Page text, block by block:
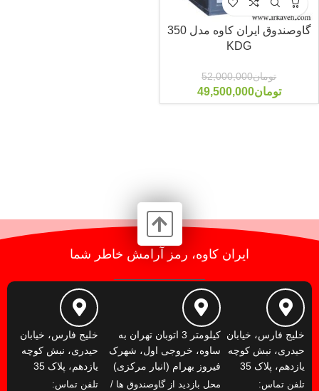
گاوصندوق ایران کاوه مدل 350
KDG
تومان52,000,000
تومان49,500,000
ایران کاوه، رمز آرامش خاطر شما
خلیج فارس، خیابان
حیدری، نبش کوچه
یازدهم، پلاک 35
تلفن تماس:
کیلومتر 3 اتوبان تهران به
ساوه، خروجی اول، شهرک
فیروز بهرام (انبار مرکزی)
محل بازدید از گاوصندوق ها /
خلیج فارس، خیابان
حیدری، نبش کوچه
یازدهم، پلاک 35
تلفن تماس: